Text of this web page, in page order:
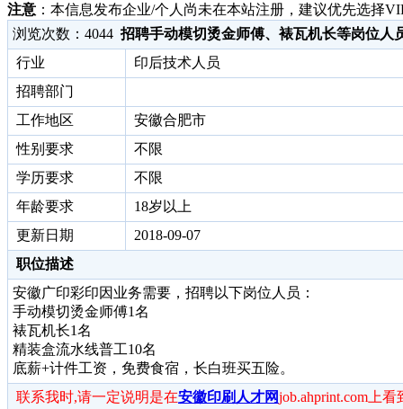
注意 ：本信息发布企业/个人尚未在本站注册，建议优先选择
浏览次数： 4044 招聘手动模切烫金师傅、裱瓦机长等岗位人
行业
印后技术人员
招聘部门
工作地区
安徽合肥市
性别要求
不限
学历要求
不限
年龄要求
18岁以上
更新日期
2018-09-07
职位描述
安徽广印彩印因业务需要，招聘以下岗位人员：
手动模切烫金师傅1名
裱瓦机长1名
精装盒流水线普工10名
底薪+计件工资，免费食宿，长白班买五险。
联系我时,请一定说明是在安徽印刷人才网job.ahprint.com上